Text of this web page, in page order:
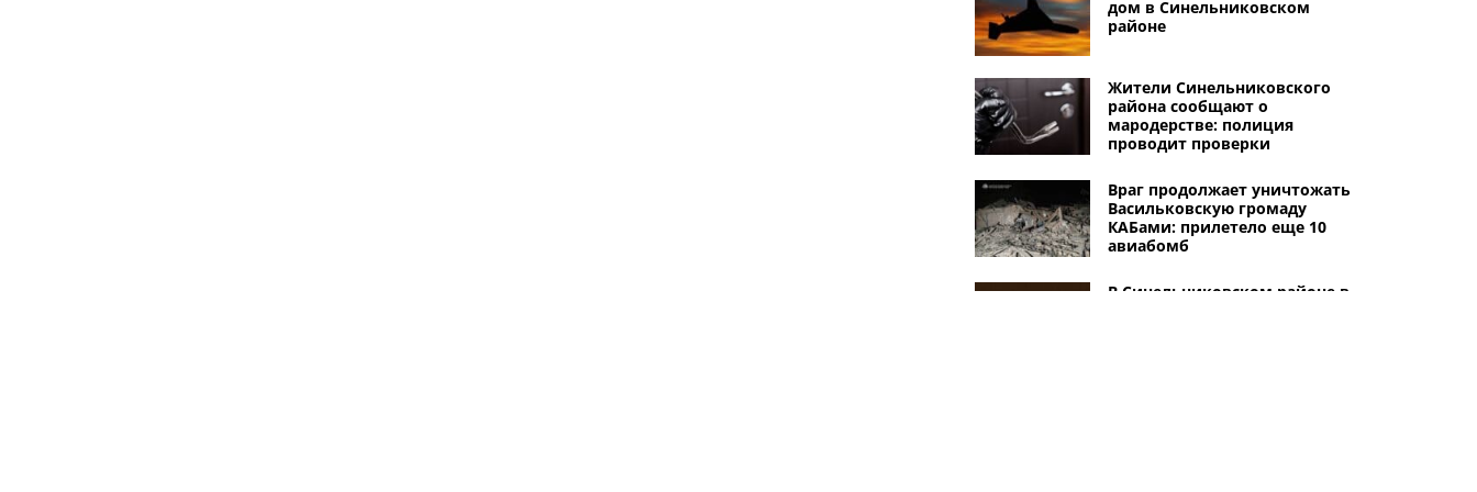
дом в Синельниковском
районе
Жители Синельниковского
района сообщают о
мародерстве: полиция
проводит проверки
Враг продолжает уничтожать
Васильковскую громаду
КАБами: прилетело еще 10
авиабомб
В Синельниковском районе в